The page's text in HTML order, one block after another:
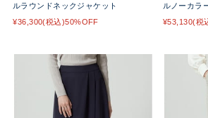
ルラウンドネックジャケット
¥36,300(税込)50%OFF
ルノーカラ
¥53,130(税